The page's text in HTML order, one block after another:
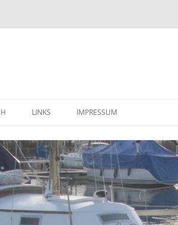
IMPRESSIONEN ( APRIL –
)
IN DIE
SCHEUNE (30. JUNI
LINKS IMPRESSUM